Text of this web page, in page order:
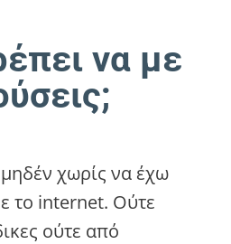
να με
χωρίς να έχω
το internet. Ούτε
ούτε από